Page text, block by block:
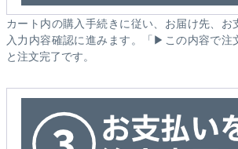
カート内の購入手続きに従い、お届け先、お
入力内容確認に進みます。「▶この内容で注
と注文完了です。